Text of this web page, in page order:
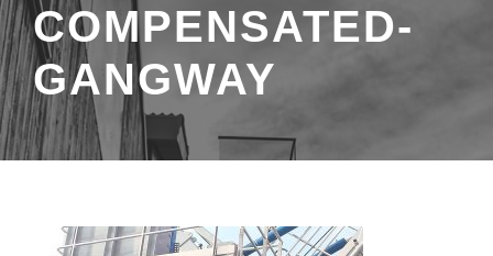
COMPENSATED-
GANGWAY